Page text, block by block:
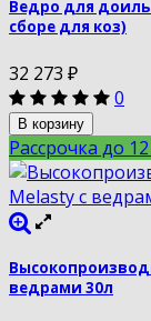
Ведро для
сборе для коз)
32 273 ₽
0
В корзину
Рассрочка до
ведрами 30л